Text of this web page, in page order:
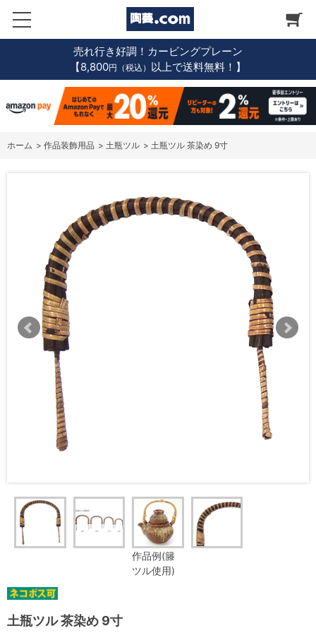
売れ行き好調！カービングプレーン
【8,800円（税込） 以上で送料無料！】
ホーム > 作品装飾用品 > 土瓶ツル > 土瓶ツル 茶染め 9寸
作品例(籐
ツル使用)
土瓶ツル 茶染め 9寸